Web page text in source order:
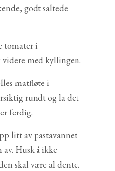
godt saltede
tomater i
videre med kyllingen.
matfløte i
rundt og la det
ferdig.
litt av pastavannet
Husk å ikke
skal være al dente.